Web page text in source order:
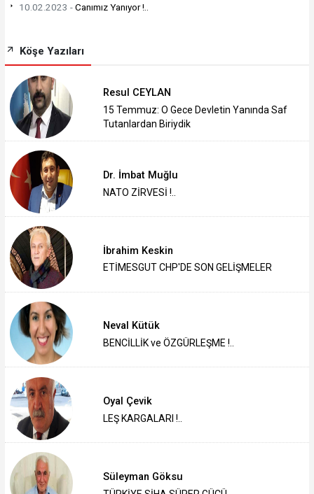
10.02.2023 -Canımız Yanıyor !..
Köşe Yazıları
Resul CEYLAN
15 Temmuz: O Gece Devletin Yanında Saf
Tutanlardan Biriydik
Dr. İmbat Muğlu
NATO ZİRVESİ !..
İbrahim Keskin
ETİMESGUT CHP'DE SON GELİŞMELER
Neval Kütük
BENCİLLİK ve ÖZGÜRLEŞME !..
Oyal Çevik
LEŞ KARGALARI !..
Süleyman Göksu